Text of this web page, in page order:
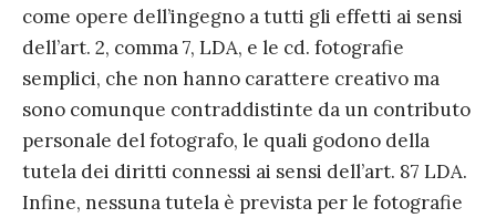
come opere dell’ingegno a tutti gli effetti ai sensi
dell’art. 2, comma 7, LDA, e le cd. fotografie
semplici, che non hanno carattere creativo ma
sono comunque contraddistinte da un contributo
personale del fotografo, le quali godono della
tutela dei diritti connessi ai sensi dell’art. 87 LDA.
Infine, nessuna tutela è prevista per le fotografie